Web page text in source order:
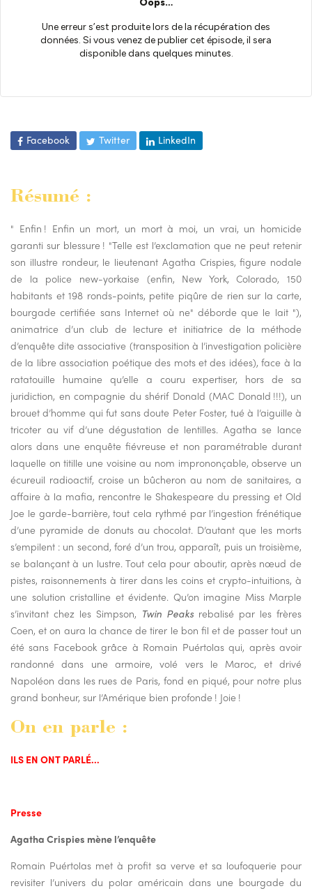
Facebook Twitter LinkedIn
Résumé :
" Enfin ! Enfin un mort, un mort à moi, un vrai, un homicide
garanti sur blessure ! "Telle est l’exclamation que ne peut retenir
son illustre rondeur, le lieutenant Agatha Crispies, figure nodale
de la police new-yorkaise (enfin, New York, Colorado, 150
habitants et 198 ronds-points, petite piqûre de rien sur la carte,
bourgade certifiée sans Internet où ne" déborde que le lait "),
animatrice d’un club de lecture et initiatrice de la méthode
d’enquête dite associative (transposition à l’investigation policière
de la libre association poétique des mots et des idées), face à la
ratatouille humaine qu’elle a couru expertiser, hors de sa
juridiction, en compagnie du shérif Donald (MAC Donald !!!), un
brouet d’homme qui fut sans doute Peter Foster, tué à l’aiguille à
tricoter au vif d’une dégustation de lentilles. Agatha se lance
alors dans une enquête fiévreuse et non paramétrable durant
laquelle on titille une voisine au nom imprononçable, observe un
écureuil radioactif, croise un bûcheron au nom de sanitaires, a
affaire à la mafia, rencontre le Shakespeare du pressing et Old
Joe le garde-barrière, tout cela rythmé par l’ingestion frénétique
d’une pyramide de donuts au chocolat. D’autant que les morts
s’empilent : un second, foré d’un trou, apparaît, puis un troisième,
se balançant à un lustre. Tout cela pour aboutir, après nœud de
pistes, raisonnements à tirer dans les coins et crypto-intuitions, à
une solution cristalline et évidente. Qu’on imagine Miss Marple
s’invitant chez les Simpson, Twin Peaksrebalisé par les frères
Coen, et on aura la chance de tirer le bon fil et de passer tout un
été sans Facebook grâce à Romain Puértolas qui, après avoir
randonné dans une armoire, volé vers le Maroc, et drivé
Napoléon dans les rues de Paris, fond en piqué, pour notre plus
grand bonheur, sur l’Amérique bien profonde ! Joie !
On en parle :
ILS EN ONT PARLÉ…
Presse
Agatha Crispies mène l’enquête
Romain Puértolas met à profit sa verve et sa loufoquerie pour
revisiter l’univers du polar américain dans une bourgade du